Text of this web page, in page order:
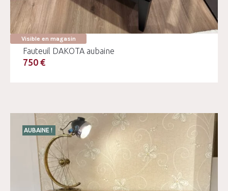
Visible en magasin
Fauteuil DAKOTA aubaine
750 €
AUBAINE !